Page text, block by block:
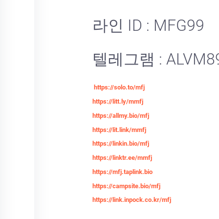
라인 ID : MFG99
텔레그램 :
https://solo.to/mfj
https://litt.ly/mmfj
https://allmy.bio/mfj
https://lit.link/mmfj
https://linkin.bio/mfj
https://linktr.ee/mmfj
https://mfj.taplink.bio
https://campsite.bio/mfj
https://link.inpock.co.kr/mfj